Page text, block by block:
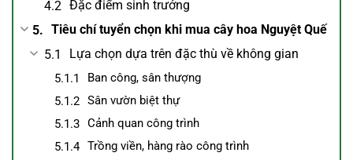
Đặc điểm sinh trưởng
Tiêu chí tuyển chọn khi mua cây hoa Nguyệt Quế
Lựa chọn dựa trên đặc thù về không gian
Ban công, sân thượng
Sân vườn biệt thự
Cảnh quan công trình
Trồng viền, hàng rào công trình